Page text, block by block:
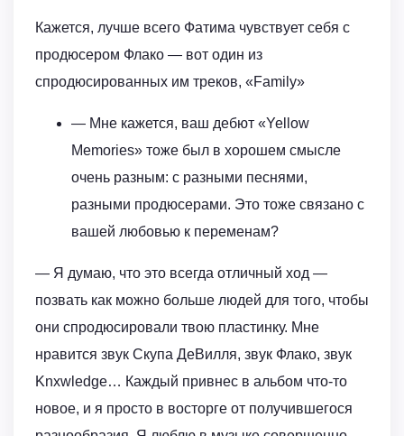
Кажется, лучше всего Фатима чувствует себя с
продюсером Флако — вот один из
спродюсированных им треков, «Family»
— Мне кажется, ваш дебют «Yellow
Memories» тоже был в хорошем смысле
очень разным: с разными песнями,
разными продюсерами. Это тоже связано с
вашей любовью к переменам?
— Я думаю, что это всегда отличный ход —
позвать как можно больше людей для того, чтобы
они спродюсировали твою пластинку. Мне
нравится звук Скупа ДеВилля, звук Флако, звук
Knxwledge… Каждый привнес в альбом что-то
новое, и я просто в восторге от получившегося